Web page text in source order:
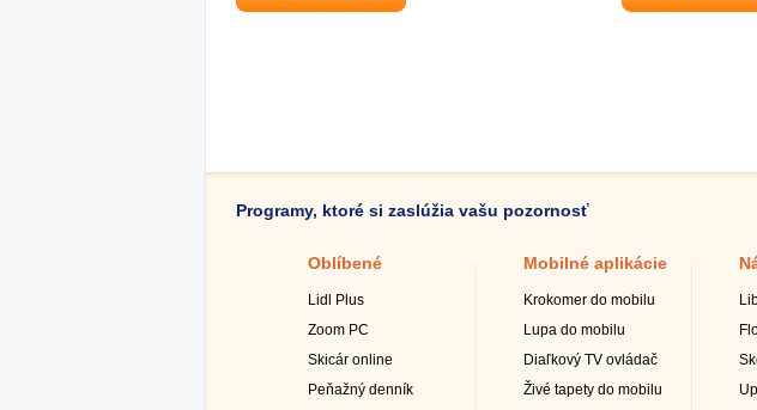
Programy, ktoré si zaslúžia vašu pozornosť
Oblíbené
Lidl Plus
Zoom PC
Skicár online
Peňažný denník
Mobilné aplikácie
Krokomer do mobilu
Lupa do mobilu
Diaľkový TV ovládač
Živé tapety do mobilu